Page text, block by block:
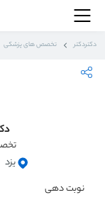
دکتردکتر تخصص های پزشکی
یزد
نوبت دهی